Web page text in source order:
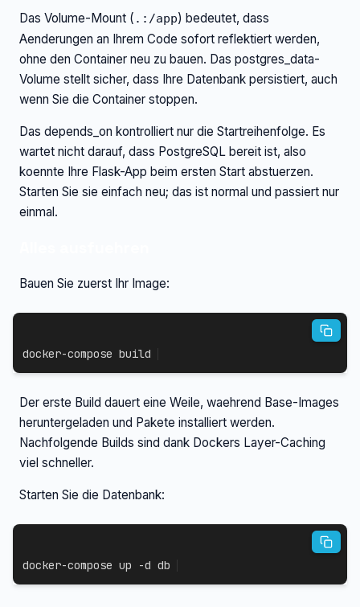
Das Volume-Mount ( .:/app) bedeutet, dass
Aenderungen an Ihrem Code sofort reflektiert werden,
ohne den Container neu zu bauen. Das postgres_data-
Volume stellt sicher, dass Ihre Datenbank persistiert, auch
wenn Sie die Container stoppen.
Das depends_on kontrolliert nur die Startreihenfolge. Es
wartet nicht darauf, dass PostgreSQL bereit ist, also
koennte Ihre Flask-App beim ersten Start abstuerzen.
Starten Sie sie einfach neu; das ist normal und passiert nur
einmal.
Bauen Sie zuerst Ihr Image:
docker-compose build
Der erste Build dauert eine Weile, waehrend Base-Images
heruntergeladen und Pakete installiert werden.
Nachfolgende Builds sind dank Dockers Layer-Caching
viel schneller.
Starten Sie die Datenbank:
docker-compose up -d db